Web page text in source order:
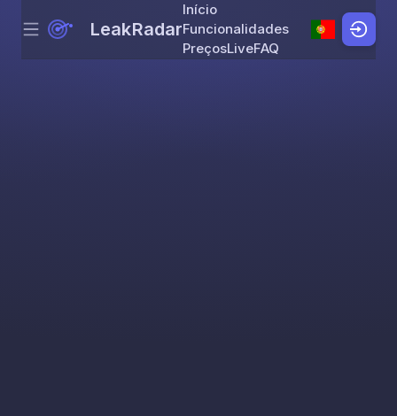
Skip to content
Menu LeakRadar
Início
Funcionalidades
PreçosLiveFAQ